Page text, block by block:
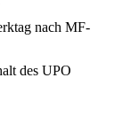
nach MF-
des UPO